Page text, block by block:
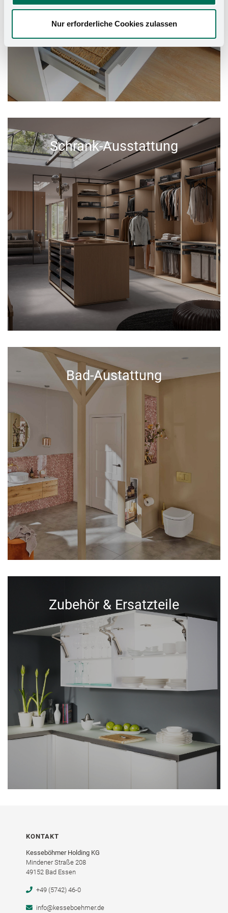
Nur erforderliche Cookies zulassen
Schrank-Ausstattung
Bad-Austattung
Zubehör & Ersatzteile
KONTAKT
Kesseböhmer Holding KG
Mindener Straße 208
49152 Bad Essen
+49 (5742) 46-0
info@kesseboehmer.de